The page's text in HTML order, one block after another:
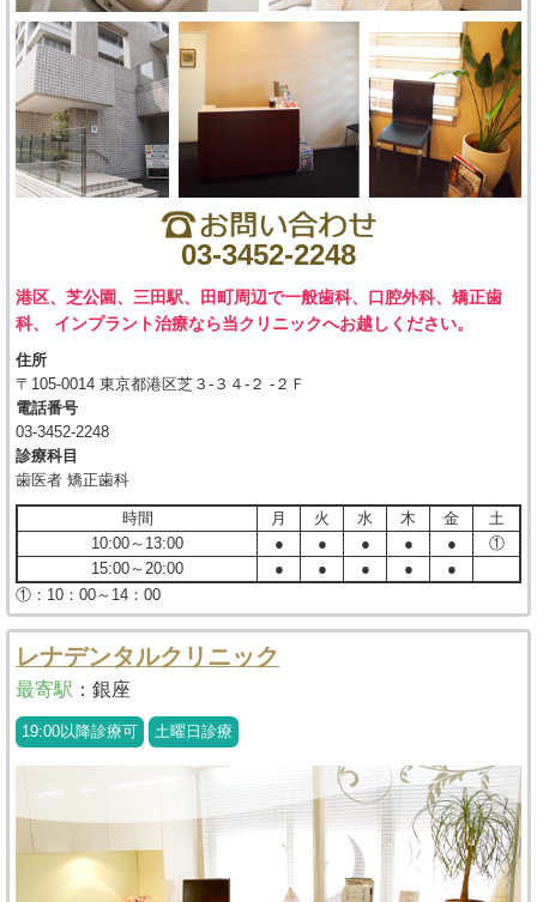
03-3452-2248
港区、芝公園、三田駅、田町周辺で一般歯科、口腔外科、矯正歯
科、 インプラント治療なら当クリニックへお越しください。
住所
〒105-0014 東京都港区芝３-３４-２ -２Ｆ
電話番号
03-3452-2248
診療科目
歯医者 矯正歯科
時間 月 火 水 木 金
土
10:00～13:00
● ● ● ● ●
①
15:00～20:00
● ● ● ●
●
①：10：00～14：00
レナデンタルクリニック
最寄駅 ： 銀座
19:00以降診療可 土曜日診療